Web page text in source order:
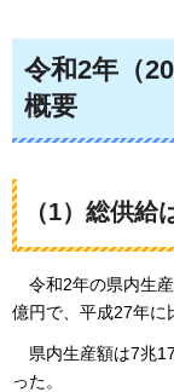
令和2年（
概要
（1）総供
令和2年の県内生
億円で、平成27年に
県内生産額は7兆
った。